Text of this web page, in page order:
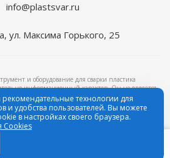
info@plastsvar.ru
ул. Максима Горького, 25
и оборудование для сварки пластика
информационный характер. Он не является
условиях не является публичной офертой,
Гражданского кодекса Российской Федерации.
ОГРН: 1172375091899
технологии для
и удобства пользователей. Вы можете
в настройках своего браузера.
Cookies